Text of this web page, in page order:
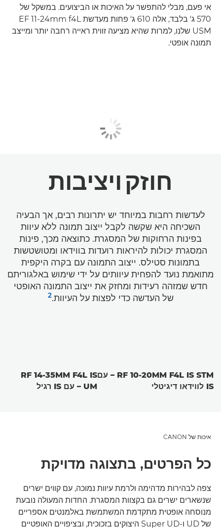
אי פעם, מבלי להתפשר על האיכות או הביצועים. במשקל של
570 ג' בלבד, אלה 610 ג' פחות מעדשת EF 11-24mm f4L
USM שלנו, למרות שהיא מציעה זווית ראייה רחבה יותר ומייצב
תמונה אופטי.
חוזק ויציבות
לעדשות רחבות במיוחד יש יתרונות רבים, אך הבעיה
השכיחה היא שקשה לקבל ייצוב תמונה ללא עיוות
בפינות הרחוקות של המסגרת. כתוצאה מכך, פינות
המסגרת יכולות להיראות רועדות בווידאו ומטושטשות
בתמונות סטילס. ייצוב התמונה עם בקרה היקפית
מתואמת נועד להפחית עיוותים על ידי שימוש באלגוריתם
חדש שמזהה רעידות ומחזק את ייצוב התמונה האופטי
של העדשה כדי לפצות על העיוות.2
RF 10-20MM F4L IS STM – עם
IS לווידאו דיגיטלי
RF 14-35MM F4L IS
UM – עם IS רגיל
איכות של CANON
כל הפרטים, בתצוגה מדויקת
צפה לבהירות מדהימה ולרמת עיוות נמוכה, עם קווים ישרים
שנשארים ישרים גם בקצוות המסגרת. החדות המעולה נובעת
מנוסחה אופטית מתקדמת המשתמשת באלמנטים אספריים
של UD ו-Super UD היצוקים בזכוכית, ובציפויים האופטיים